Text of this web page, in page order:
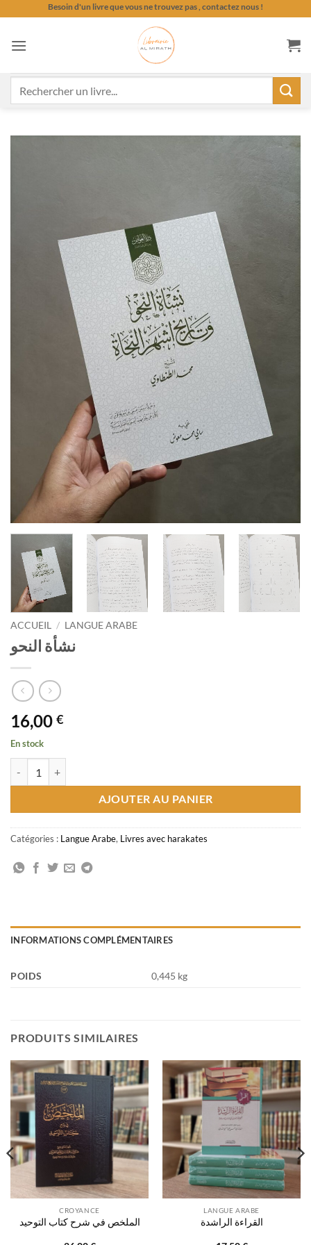
contenu
Besoin d'un livre que vous ne trouvez pas , contactez nous !
ACCUEIL / LANGUE ARABE
نشأة النحو
16,00 €
En stock
AJOUTER AU PANIER
Catégories : Langue Arabe, Livres avec harakates
INFORMATIONS COMPLÉMENTAIRES
POIDS 0,445 kg
PRODUITS SIMILAIRES
CROYANCE
الملخص في شرح كتاب التوحيد
LANGUE ARABE
القراءة الراشدة